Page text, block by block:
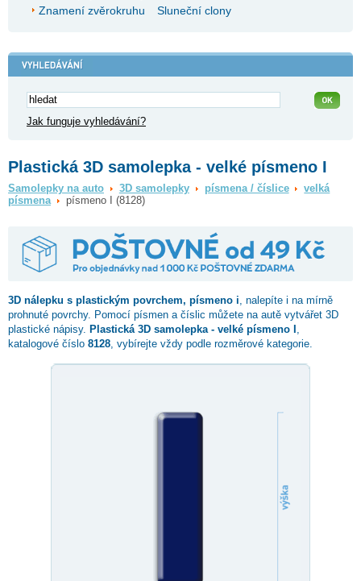
Znamení zvěrokruhu
Sluneční clony
Jak funguje vyhledávání?
Plastická 3D samolepka - velké písmeno I
Samolepky na auto 3D samolepky písmena / číslice
velká
písmena
písmeno I (8128)
3D nálepku s plastickým povrchem, písmeno i , nalepíte i na mírně
prohnuté povrchy. Pomocí písmen a číslic můžete na autě vytvářet 3D
plastické nápisy. Plastická 3D samolepka - velké písmeno I
katalogové číslo 8128 , vybírejte vždy podle rozměrové kategorie.